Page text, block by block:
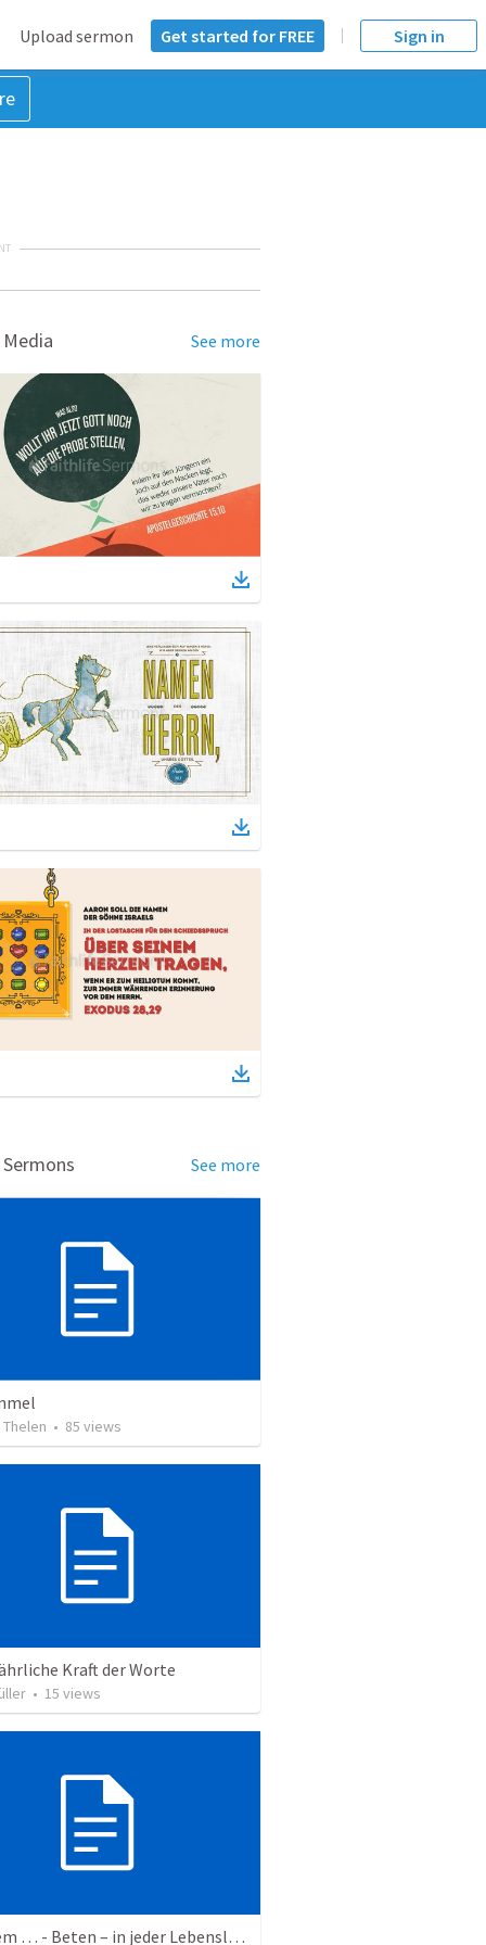
Upload sermon Get started for FREE Sign in
See more
See more
• 85 views
Kraft der Worte
• 15 views
Vor allem … - Beten – in jeder Lebenslage